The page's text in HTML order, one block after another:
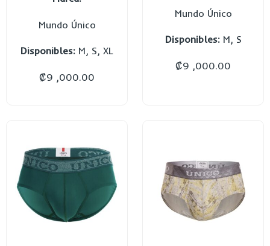
Mundo Único
Disponibles: M, S, XL
₡9 ,000.00
Mundo Único
Disponibles:M, S
₡9 ,000.00